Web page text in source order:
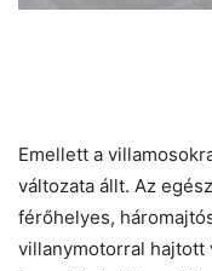
Emellett a
változata állt. Az
férőhelyes,
villanymotorral hajtott